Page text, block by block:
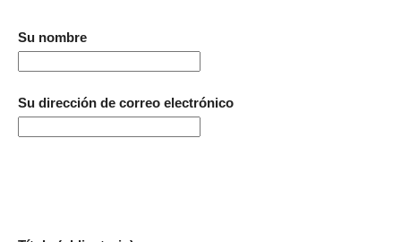
Su nombre
Su dirección de correo electrónico